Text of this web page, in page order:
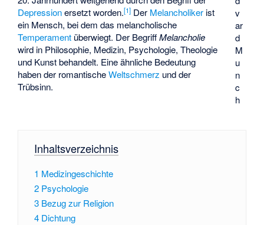
v
ar
d
M
u
n
c
h
Depressionersetzt worden.[1] Der Melancholiker ist
ein Mensch, bei dem das melancholische
Temperament überwiegt. Der BegriffMelancholie
wird in Philosophie, Medizin, Psychologie, Theologie
und Kunst behandelt. Eine ähnliche Bedeutung
haben der romantischeWeltschmerz und der
Trübsinn.
Inhaltsverzeichnis
1 Medizingeschichte
2 Psychologie
3 Bezug zur Religion
4 Dichtung